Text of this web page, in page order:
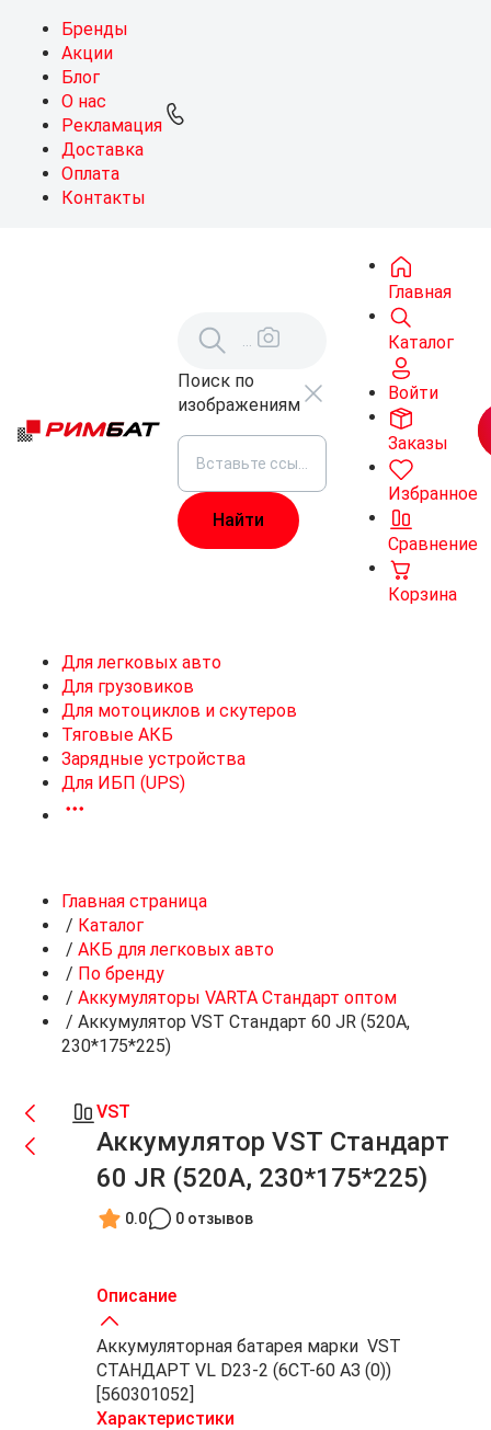
Бренды
Акции
Блог
О нас
Рекламация
Доставка
Оплата
Контакты
Поиск по
изображениям
Главная
Каталог
Войти
Заказы
Избранное
Сравнение
Корзина
Для легковых авто
Для грузовиков
Для мотоциклов и скутеров
Тяговые АКБ
Зарядные устройства
Для ИБП (UPS)
Главная страница
/ Каталог
/ АКБ для легковых авто
/ По бренду
/ Аккумуляторы VARTA Стандарт оптом
/ Аккумулятор VST Стандарт 60 JR (520A,
230*175*225)
VST
Аккумулятор VST Стандарт
60 JR (520A, 230*175*225)
0.0 0 отзывов
Описание
Аккумуляторная батарея марки VST
СТАНДАРТ VL D23-2 (6СТ-60 АЗ (0))
[560301052]
Характеристики